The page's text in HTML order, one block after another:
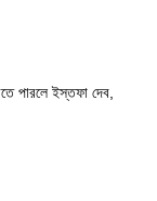
পারলে ইস্তফা দেব,